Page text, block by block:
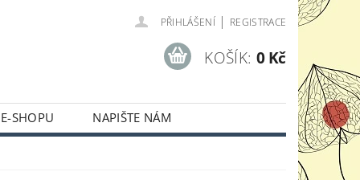
PŘIHLÁŠENÍ | REGISTRACE
KOŠÍK: 0 Kč
SHOPU NAPIŠTE NÁM